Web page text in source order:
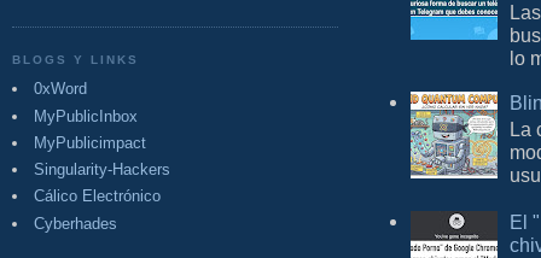
BLOGS Y LINKS
0xWord
MyPublicInbox
MyPublicimpact
Singularity-Hackers
Cálico Electrónico
Cyberhades
lo
La
El